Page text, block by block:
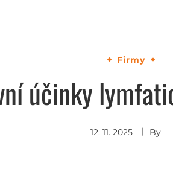
Firmy
účinky
12. 11. 2025 By